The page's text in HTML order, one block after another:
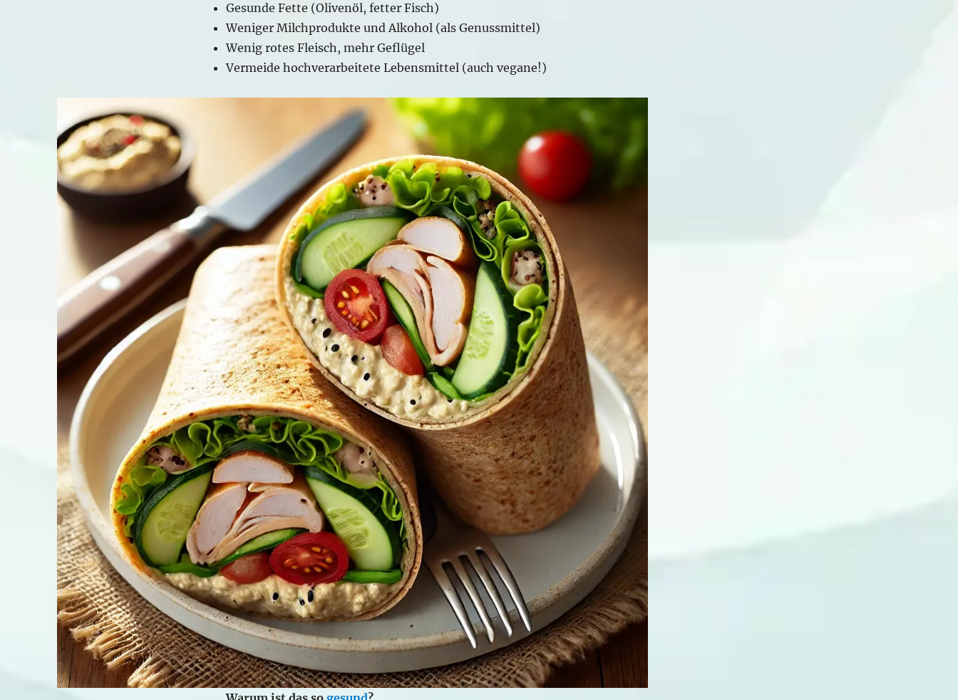
Gesunde Fette (Olivenöl, fetter Fisch)
Weniger Milchprodukte und Alkohol (als Genussmittel)
Wenig rotes Fleisch, mehr Geflügel
Vermeide hochverarbeitete Lebensmittel (auch vegane!)